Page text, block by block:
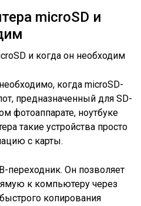
microSD и
когда microSD-
предназначенный для SD-
фотоаппарате, ноутбуке
такие устройства просто
с карты.
переходник. Он позволяет
к компьютеру через
копирования